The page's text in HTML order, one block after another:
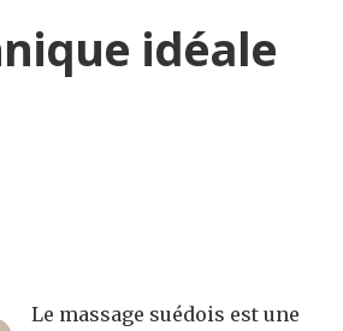
idéale
Le massage suédois est une